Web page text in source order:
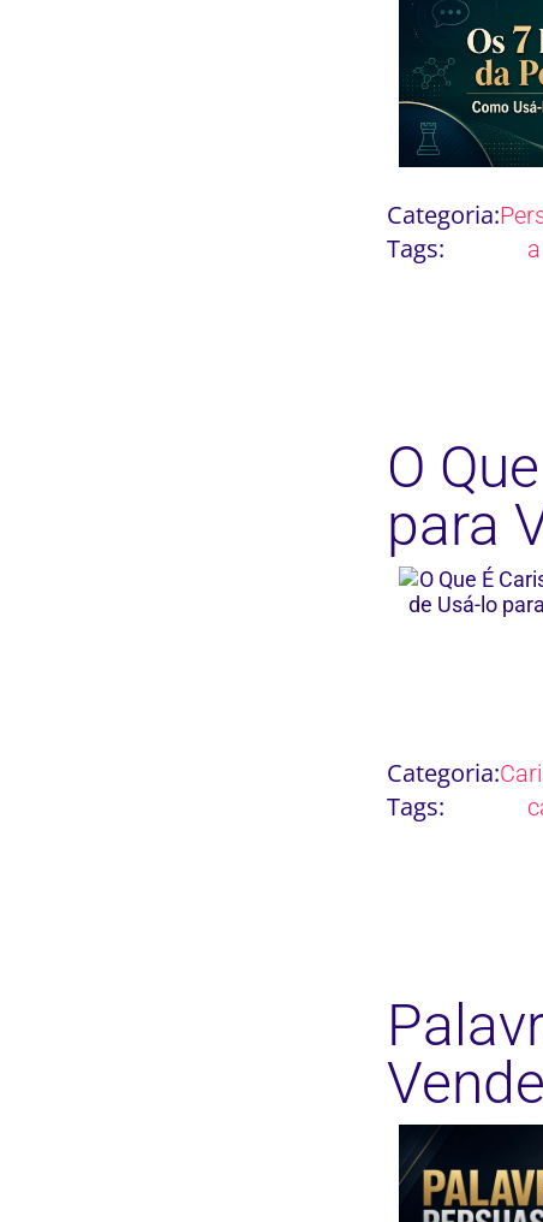
Categoria:
Tags:
O
para
Categoria:
Tags: